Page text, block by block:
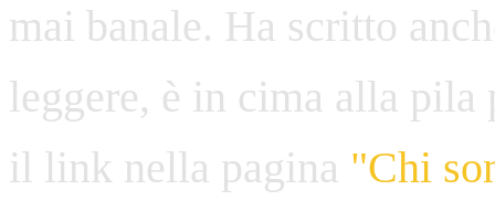
mai banale. Ha scritto
leggere, è in cima alla
il link nella pagina "Chi